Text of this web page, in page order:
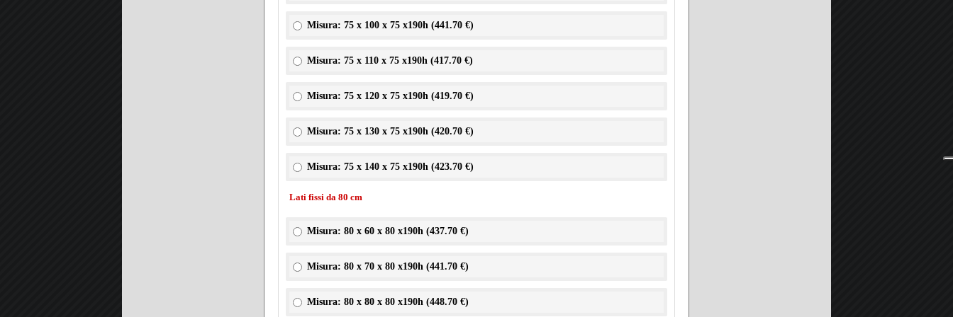
Misura: 75 x 100 x 75 x190h (441.70 €)
Misura: 75 x 110 x 75 x190h (417.70 €)
Misura: 75 x 120 x 75 x190h (419.70 €)
Misura: 75 x 130 x 75 x190h (420.70 €)
Misura: 75 x 140 x 75 x190h (423.70 €)
Lati fissi da 80 cm
Misura: 80 x 60 x 80 x190h (437.70 €)
Misura: 80 x 70 x 80 x190h (441.70 €)
Misura: 80 x 80 x 80 x190h (448.70 €)